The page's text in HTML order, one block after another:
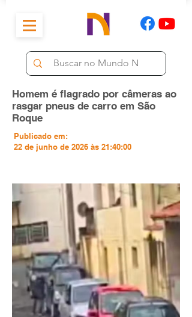
Homem é flagrado por câmeras ao
rasgar pneus de carro em São
Roque
Publicado em:
22 de junho de 2026 às 21:40:00